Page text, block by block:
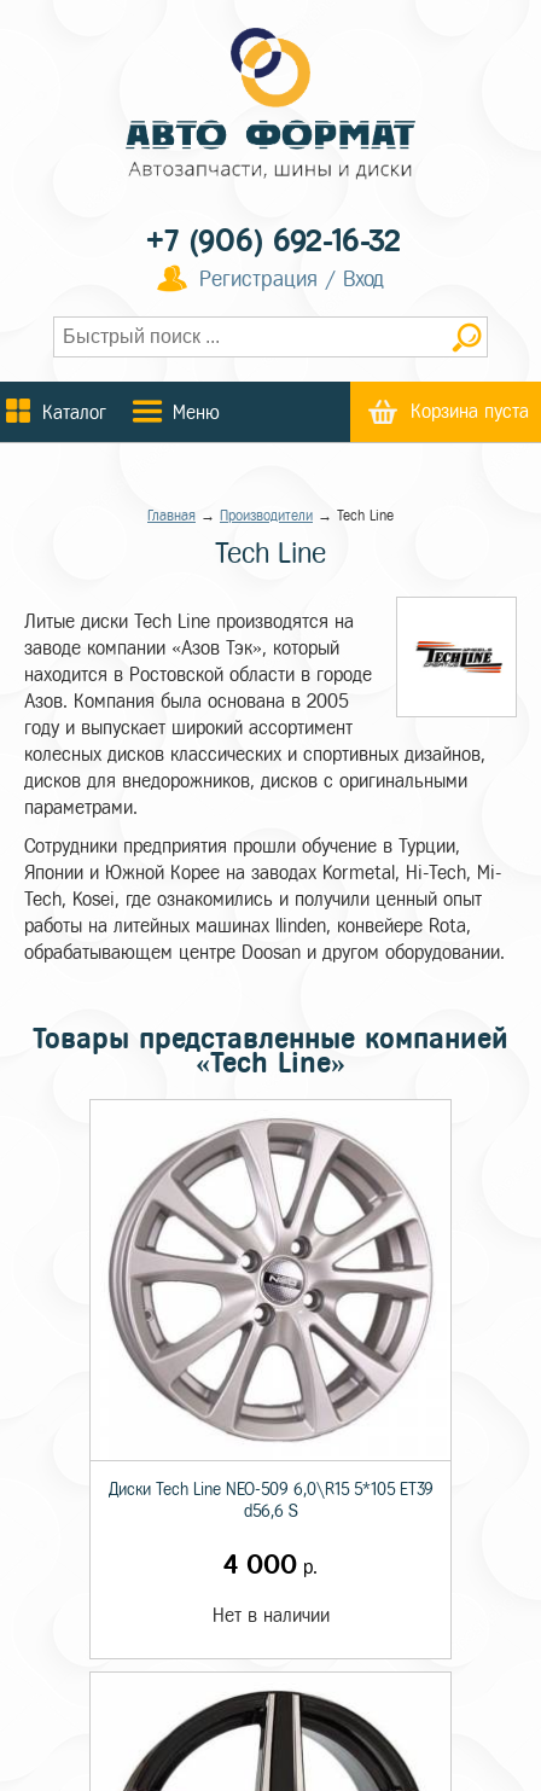
+7 (906) 692-16-32
Регистрация / Вход
Каталог Меню Корзина пуста
Главная → Производители → Tech Line
Tech Line
Литые диски Tech Line производятся на
заводе компании «Азов Тэк», который
находится в Ростовской области в городе
Азов. Компания была основана в 2005
году и выпускает широкий ассортимент
колесных дисков классических и спортивных дизайнов,
дисков для внедорожников, дисков с оригинальными
параметрами.
Сотрудники предприятия прошли обучение в Турции,
Японии и Южной Корее на заводах Kormetal, Hi-Tech, Mi-
Tech, Kosei, где ознакомились и получили ценный опыт
работы на литейных машинах Ilinden, конвейере Rota,
обрабатывающем центре Doosan и другом оборудовании.
Товары представленные компанией
«Tech Line»
Диски Tech Line NEO-509 6,0\R15 5*105 ET39
d56,6 S
4 000 р.
Нет в наличии